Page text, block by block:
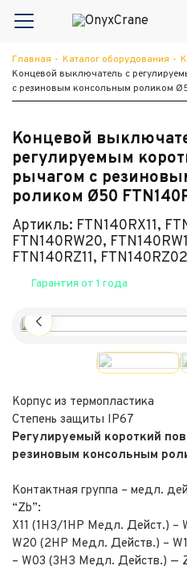
Главная - Каталог оборудования -
Концевой выключатель с
с резиновым консольным роликом
Концевой
регулируемым
рычагом с
роликом Ø50
Артикль: FTN140RX11,
FTN140RW20,
FTN140RZ11, FTN140RZ02
Гарантия от 1 года
Корпус из термопластика
Степень защиты IP67
Регулируемый короткий
резиновым консольным
Контактная группа – медл.
“Zb”:
X11 (1НЗ/1НР Медл. Дейст.) –
W20 (2НР Медл. Действ.) –
– W03 (3НЗ Медл. Действ.) —